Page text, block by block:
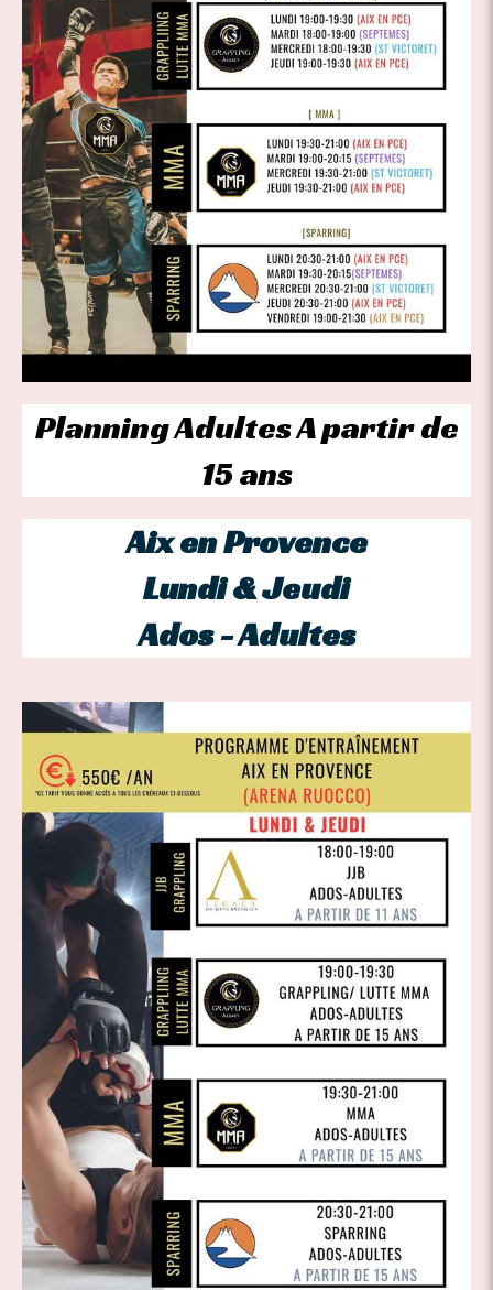
Planning Adultes A partir de
15 ans
Aix en Provence
Lundi & Jeudi
Ados - Adultes